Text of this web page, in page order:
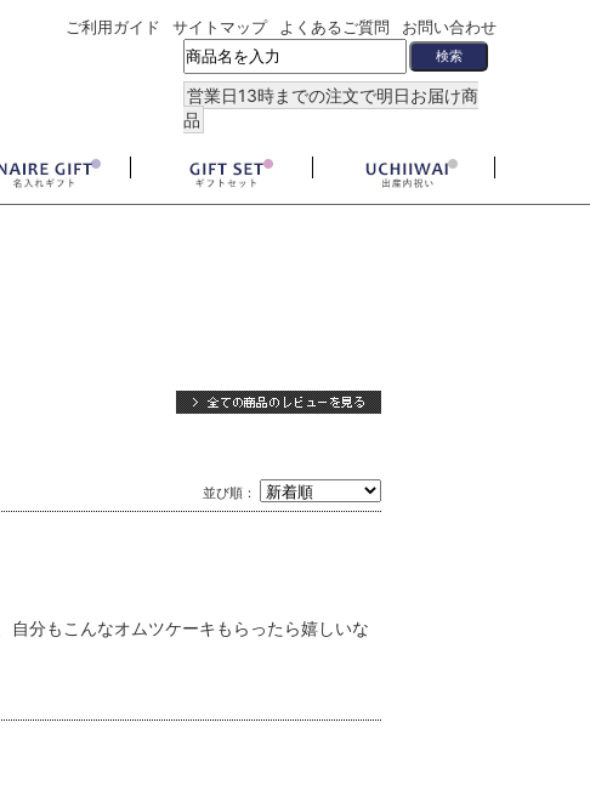
ご利用ガイド サイトマップ よくあるご質問 お問い合わせ
営業日13時までの注文で明日お届け商
品
並び順：
自分もこんなオムツケーキもらったら嬉しいな